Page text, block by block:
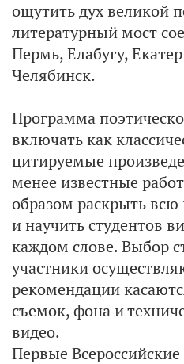
ощутить дух великой
литературный мост
Пермь, Елабугу,
Челябинск.
Программа
включать как
цитируемые
менее известные
образом раскрыть всю
и научить студентов
каждом слове. Выбор
участники
рекомендации
съемок, фона и
видео.
Первые Всероссийские